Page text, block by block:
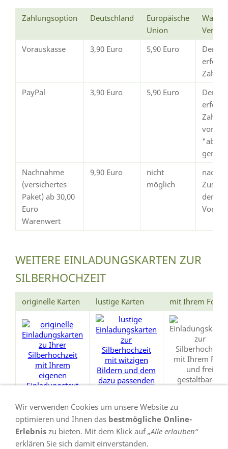
Zahlungsoption Deutschland
Europäische
Union
Wann
Vorauskasse
3,90 Euro 5,90 Euro
Der
erfolgt
PayPal
3,90 Euro 5,90 Euro
Der
von
Nachnahme
(versichertes
Paket) ab 30,00
Euro
Warenwert
9,90 Euro
nicht
möglich
nach
dem
WEITERE EINLADUNGSKARTEN ZUR
SILBERHOCHZEIT
originelle Karten lustige Karten mit Ihrem Foto
Wir verwenden Cookies um unsere Website zu
optimieren und Ihnen das bestmögliche Online-
Erlebnis zu bieten. Mit dem Klick auf„Alle erlauben“
erklären Sie sich damit einverstanden.